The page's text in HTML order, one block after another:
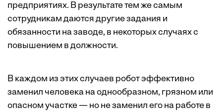
предприятиях. В результате тем же самым
сотрудникам даются другие задания и
обязанности на заводе, в некоторых случаях с
повышением в должности.
В каждом из этих случаев робот эффективно
заменил человека на однообразном, грязном или
опасном участке — но не заменил его на работе в